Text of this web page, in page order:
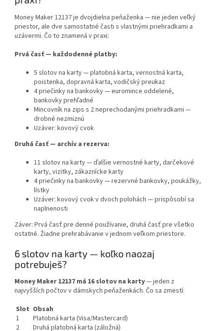
Money Maker 12137 je dvojdielna peňaženka — nie jeden veľký
priestor, ale dve samostatné časti s vlastnými priehradkami a
uzávermi. Čo to znamená v praxi:
Prvá časť — každodenné platby:
5 slotov na karty — platobná karta, vernostná karta,
poistenka, dopravná karta, vodičský preukaz
4 priečinky na bankovky — euromince oddelené,
bankovky prehľadné
Mincovník na zips s 2 neprechodanými priehradkami —
drobné nezmiznú
Uzáver: kovový cvok
Druhá časť — archív a rezerva:
11 slotov na karty — ďalšie vernostné karty, darčekové
karty, vizitky, zákaznícke karty
4 priečinky na bankovky — rezervné bankovky, poukážky,
lístky
Uzáver: kovový cvok vdvoch polohách — prispôsobí sa
naplnenosti
Záver: Prvá časť pre denné používanie, druhá časť pre všetko
ostatné. Žiadne prehrabávanie v jednom veľkom priestore.
6 slotov na karty — koľko naozaj
potrebuješ?
Money Maker 12137 má 16 slotov na karty— jeden z
najvyšších počtov v dámskych peňaženkách. Čo sa zmestí:
Slot Obsah
1
Platobná karta (Visa/Mastercard)
2
Druhá platobná karta (záložná)